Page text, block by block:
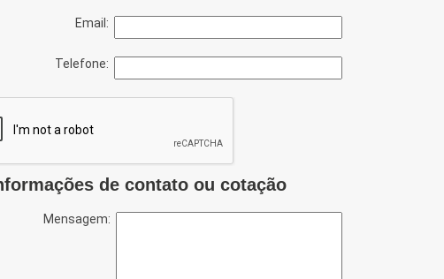
Email:
Telefone:
de contato ou cotação
Mensagem: